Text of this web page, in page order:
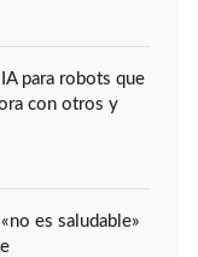
para robots que
con otros y
es saludable»